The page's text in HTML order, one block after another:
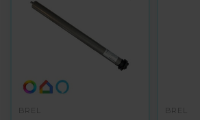
BREL BREL